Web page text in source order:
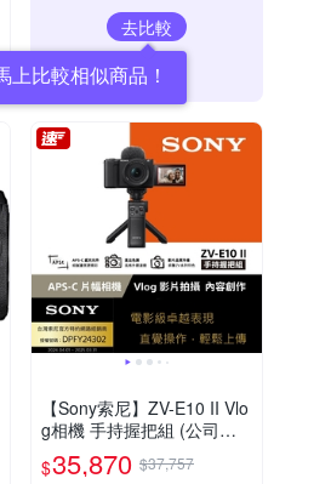
去比較
【Sony索尼】ZV-E10 II Vlo
g相機 手持握把組 (公司貨
保固18+6個月)
$35,870 $37,757